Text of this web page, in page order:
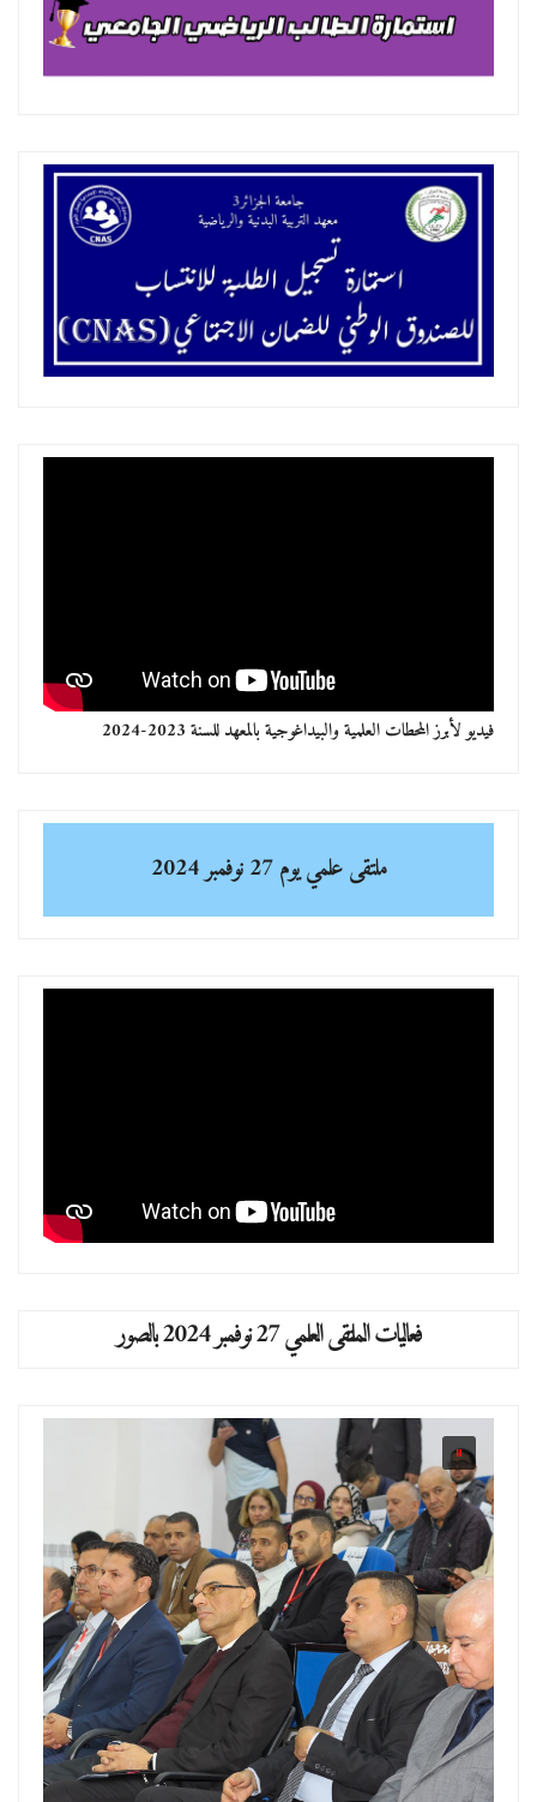
فيديو لأبرز المحطات العلمية والبيداغوجية بالمعهد للسنة 2023-2024
ملتقى علمييوم 27 نوفمبر 2024
فعاليات الملتقى العلمي 27 نوفمبر 2024 بالصور